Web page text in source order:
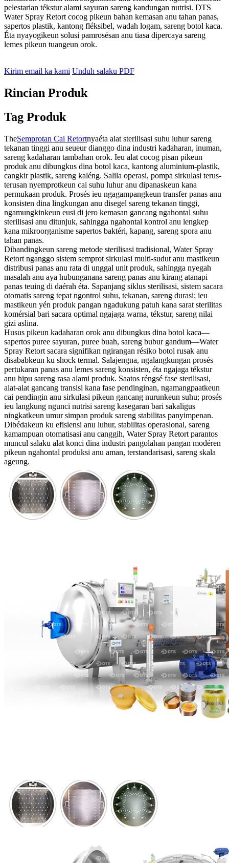
pelestarian tékstur alami sayuran sareng kandungan nutrisi. DTS
Water Spray Retort cocog pikeun bahan kemasan anu tahan panas,
sapertos plastik, kantong fléksibel, wadah logam, sareng botol kaca.
Éta nyayogikeun solusi pamrosésan anu tiasa dipercaya sareng
lemes pikeun tuangeun orok.
Kirim email ka kami Unduh salaku PDF
Rincian Produk
Tag Produk
TheSemprotan Cai Retortnyaéta alat sterilisasi suhu luhur sareng
tekanan tinggi anu seueur dianggo dina industri kadaharan, inuman,
sareng kadaharan tambahan orok. Ieu alat cocog pisan pikeun
produk anu dibungkus dina botol kaca, kantong aluminium-plastik,
cangkir plastik, sareng kaléng. Salila operasi, pompa sirkulasi terus-
terusan nyemprotkeun cai suhu luhur anu dipanaskeun kana
permukaan produk. Prosés ieu ngagampangkeun transfer panas anu
konsisten dina lingkungan anu disegel sareng tekanan tinggi,
ngamungkinkeun eusi di jero kemasan gancang ngahontal suhu
sterilisasi anu ditunjuk, sahingga ngahontal kontrol anu lengkep
kana mikroorganisme sapertos baktéri, kapang, sareng spora anu
tahan panas.
Dibandingkeun sareng metode sterilisasi tradisional, Water Spray
Retort nganggo sistem semprot sirkulasi multi-sudut anu mastikeun
distribusi panas anu rata di unggal unit produk, sahingga nyegah
masalah anu aya hubunganana sareng panas anu kirang atanapi
panas teuing di daérah éta. Sapanjang siklus sterilisasi, sistem sacara
otomatis sareng tepat ngontrol suhu, tekanan, sareng durasi; ieu
mastikeun yén produk pangan ngadukung patuh kana sarat sterilitas
komérsial bari sacara optimal ngajaga warna, tékstur, sareng nilai
gizi aslina.
Husus pikeun kadaharan orok anu dibungkus dina botol kaca—
sapertos puree sayuran, puree buah, sareng bubur gandum—Water
Spray Retort sacara signifikan ngirangan résiko botol rusak anu
disababkeun ku shock termal. Salajengna, ngalangkungan prosés
pertukaran panas anu lemes sareng konsisten, éta ngajaga tékstur
anu hipu sareng rasa alami produk. Saatos réngsé fase sterilisasi,
alat-alat gancang transisi kana fase pendinginan, ngamangpaatkeun
cai pendingin anu sirkulasi pikeun gancang nurunkeun suhu; prosés
ieu langkung ngunci nutrisi sareng kasegaran bari sakaligus
ningkatkeun umur simpan produk sareng stabilitas panyimpenan.
Dibédakeun ku efisiensi anu luhur, stabilitas operasional, sareng
kamampuan otomatisasi anu canggih, Water Spray Retort parantos
muncul salaku alat konci dina industri pangolahan pangan modéren
pikeun ngahontal produksi anu aman, terstandarisasi, sareng skala
ageung.